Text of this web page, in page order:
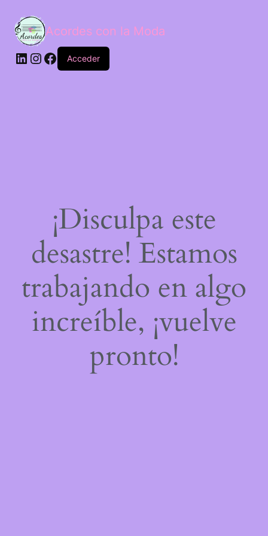
Acordes con la Moda
Acceder
¡Disculpa este
desastre! Estamos
trabajando en algo
increíble, ¡vuelve
pronto!